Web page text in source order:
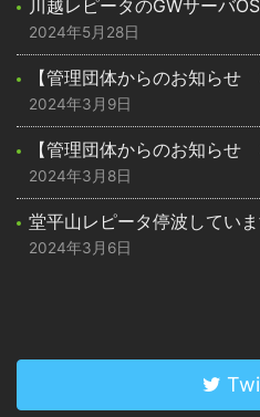
川越レピータのGWサーバ
2024年5月28日
【管理団体からのお知らせ
2024年3月9日
【管理団体からのお知らせ
2024年3月8日
堂平山レピータ停波してい
2024年3月6日